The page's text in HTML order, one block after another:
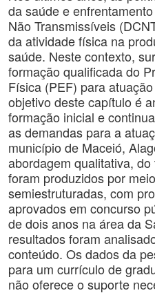
da saúde e
Não Transmissíveis
da atividade física na
saúde. Neste contexto,
formação qualificada do
Física (PEF) para
objetivo deste capítulo é
formação inicial e
as demandas para a
município de Maceió,
abordagem qualitativa,
foram produzidos por
semiestruturadas, com
aprovados em concurso
de dois anos na área da
resultados foram
conteúdo. Os dados da
para um currículo de
não oferece o suporte